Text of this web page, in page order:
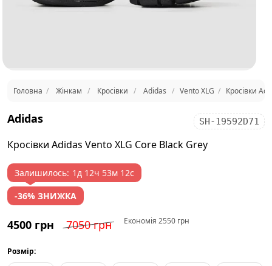
Головна Жінкам Кросівки Adidas Vento XLG Кросівки
Adidas SH-19592D71
Кросівки Adidas Vento XLG Core Black Grey
Залишилось: 1д 12ч 53м 12с
-36% ЗНИЖКА
4500 грн 7050 грн Економія 2550 грн
Розмір: